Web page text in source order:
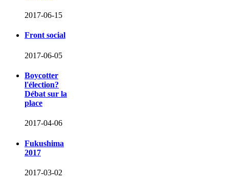
2017-06-15
Front social
2017-06-05
Boycotter
l'élection?
Débat sur la
place
2017-04-06
Fukushima
2017
2017-03-02